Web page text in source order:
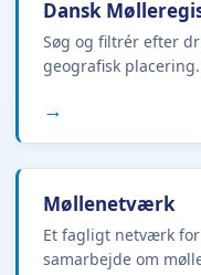
Dansk
Søg og filtrér efter
geografisk placering.
→
Møllenetværk
Et fagligt netværk
samarbejde om